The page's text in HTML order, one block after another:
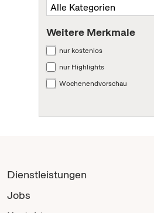
Weitere Merkmale
nur kostenlos
nur Highlights
Wochenendvorschau
Dienstleistungen
Jobs